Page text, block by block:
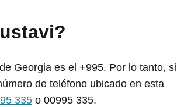
Georgia es el +995. Por lo tanto, si
de teléfono ubicado en esta
335 o 00995 335.